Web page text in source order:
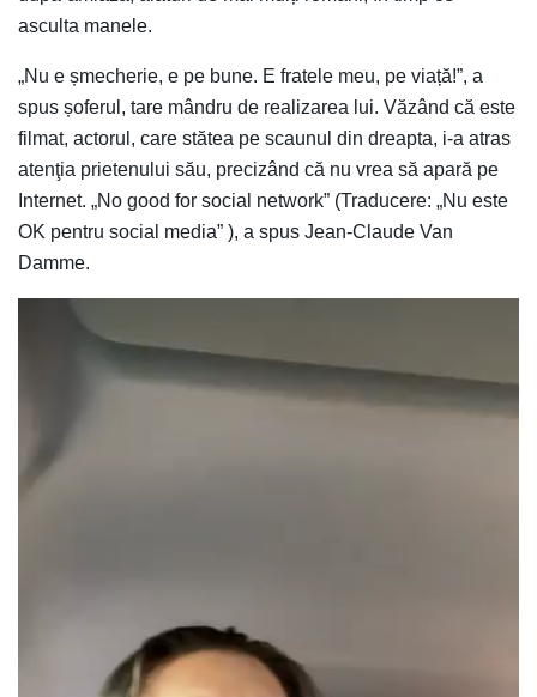
asculta manele.
„Nu e șmecherie, e pe bune. E fratele meu, pe viață!”, a
spus șoferul, tare mândru de realizarea lui. Văzând că este
filmat, actorul, care stătea pe scaunul din dreapta, i-a atras
atenţia prietenului său, precizând că nu vrea să apară pe
Internet. „No good for social network” (Traducere: „Nu este
OK pentru social media” ), a spus Jean-Claude Van
Damme.